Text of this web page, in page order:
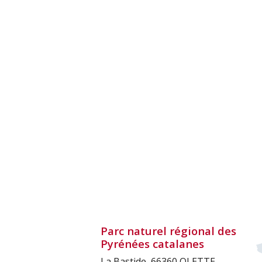
Parc naturel régional des
Pyrénées catalanes